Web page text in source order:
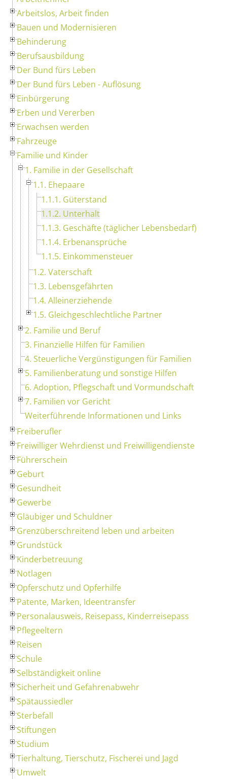
Arbeitslos, Arbeit finden
Bauen und Modernisieren
Behinderung
Berufsausbildung
Der Bund fürs Leben
Der Bund fürs Leben - Auflösung
Einbürgerung
Erben und Vererben
Erwachsen werden
Fahrzeuge
Familie und Kinder
1. Familie in der Gesellschaft
1.1. Ehepaare
1.1.1. Güterstand
1.1.2. Unterhalt
1.1.3. Geschäfte (täglicher Lebensbedarf)
1.1.4. Erbenansprüche
1.1.5. Einkommensteuer
1.2. Vaterschaft
1.3. Lebensgefährten
1.4. Alleinerziehende
1.5. Gleichgeschlechtliche Partner
2. Familie und Beruf
3. Finanzielle Hilfen für Familien
4. Steuerliche Vergünstigungen für Familien
5. Familienberatung und sonstige Hilfen
6. Adoption, Pflegschaft und Vormundschaft
7. Familien vor Gericht
Weiterführende Informationen und Links
Freiberufler
Freiwilliger Wehrdienst und Freiwilligendienste
Führerschein
Geburt
Gesundheit
Gewerbe
Gläubiger und Schuldner
Grenzüberschreitend leben und arbeiten
Grundstück
Kinderbetreuung
Notlagen
Opferschutz und Opferhilfe
Patente, Marken, Ideentransfer
Personalausweis, Reisepass, Kinderreisepass
Pflegeeltern
Reisen
Schule
Selbständigkeit online
Sicherheit und Gefahrenabwehr
Spätaussiedler
Sterbefall
Stiftungen
Studium
Tierhaltung, Tierschutz, Fischerei und Jagd
Umwelt